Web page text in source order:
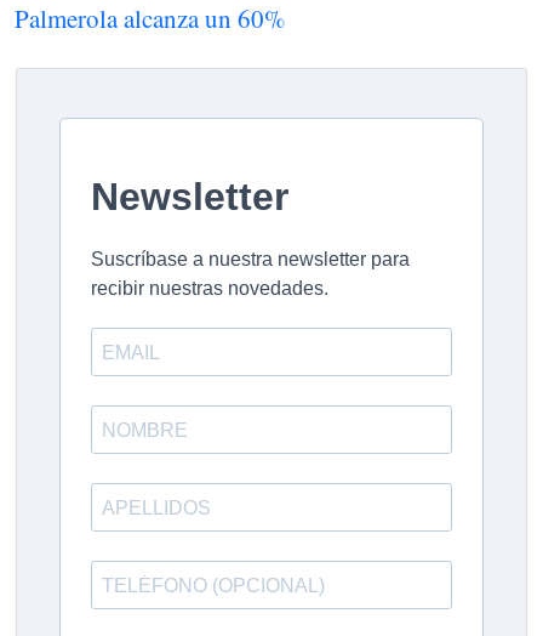
Palmerola alcanza un 60%